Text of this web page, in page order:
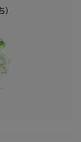
に提案されたも
けながら書いたもの
のパフォーマンス
けます。
スタントであるか。